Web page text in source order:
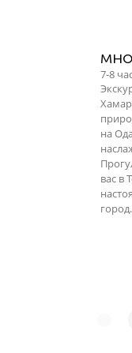
7-8
на
вас в
город.